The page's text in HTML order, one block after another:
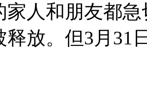
家人和朋友都
释放。但3月31